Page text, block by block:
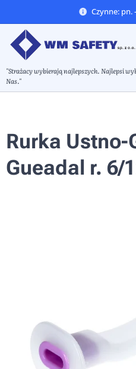
Czynne: pn.
"Strażacy wybierają najlepszych. Najlepsi
Nas."
Rurka Ustno-
Gueadal r. 6/